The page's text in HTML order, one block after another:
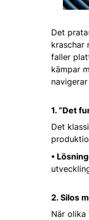
Det
kraschar
faller
kämpar
1. ”Det
Det
•
2. Silos
När olika